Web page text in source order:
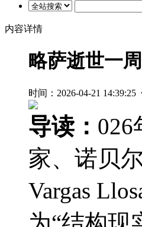
内容详情
略萨逝世一
时间：2026-04-21
导读： 026
家、诺贝
Vargas